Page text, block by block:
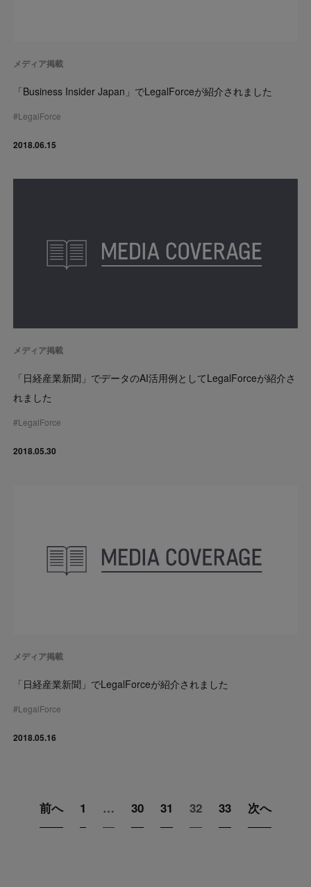
メディア掲載
「Business Insider Japan」でLegalForceが紹介されました
#LegalForce
2018.06.15
メディア掲載
「日経産業新聞」でデータのAI活用例としてLegalForceが紹介さ
れました
#LegalForce
2018.05.30
メディア掲載
「日経産業新聞」でLegalForceが紹介されました
#LegalForce
2018.05.16
前へ 1 … 30 31 32 33 次へ